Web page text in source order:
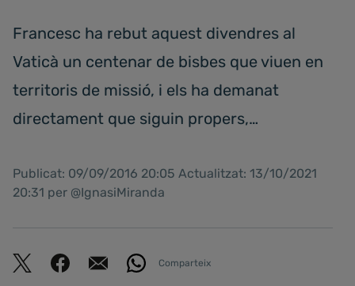
Francesc ha rebut aquest divendres al
Vaticà un centenar de bisbes que viuen en
territoris de missió, i els ha demanat
directament que siguin propers,…
Publicat: 09/09/2016 20:05 Actualitzat: 13/10/2021
20:31 per @IgnasiMiranda
Comparteix